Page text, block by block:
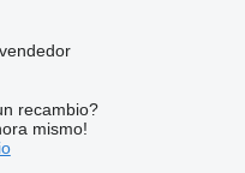
recambio?
mismo!